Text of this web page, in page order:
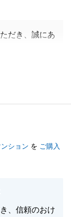
だき、誠にあ
、いつもM様
おります。
ご不明な点等
ンション を ご購入
、信頼のおけ